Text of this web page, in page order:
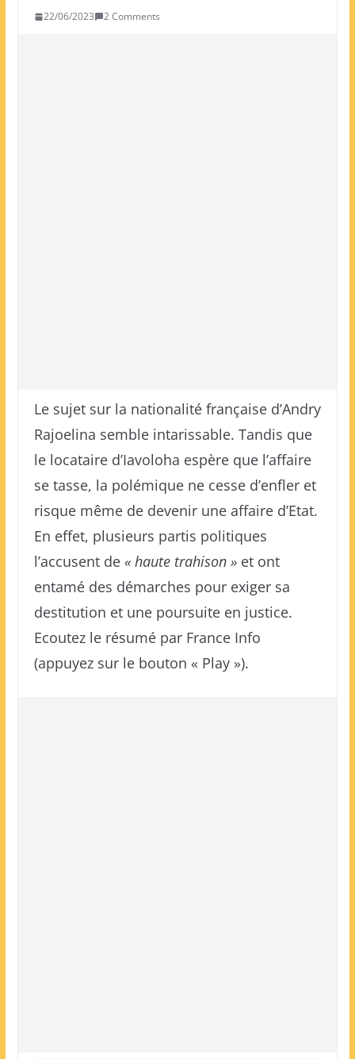
22/06/2023 2 Comments
Le sujet sur la nationalité française d’Andry
Rajoelina semble intarissable. Tandis que
le locataire d’Iavoloha espère que l’affaire
se tasse, la polémique ne cesse d’enfler et
risque même de devenir une affaire d’Etat.
En effet, plusieurs partis politiques
l’accusent de « haute trahison »et ont
entamé des démarches pour exiger sa
destitution et une poursuite en justice.
Ecoutez le résumé par France Info
(appuyez sur le bouton « Play »).